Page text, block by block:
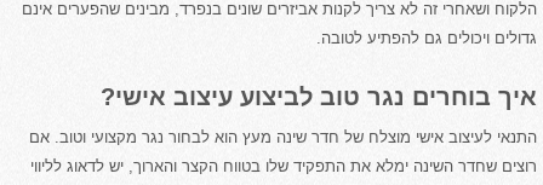
הלקוח ושאחרי זה לא צריך לקנות אביזרים שונים בנפרד, מבינים שהפערים אינם
גדולים ויכולים גם להפתיע לטובה.
איך בוחרים נגר טוב לביצוע עיצוב אישי?
התנאי לעיצוב אישי מוצלח של חדר שינה מעץ הוא לבחור נגר מקצועי וטוב. אם
רוצים שחדר השינה ימלא את התפקיד שלו בטווח הקצר והארוך, יש לדאוג לליווי